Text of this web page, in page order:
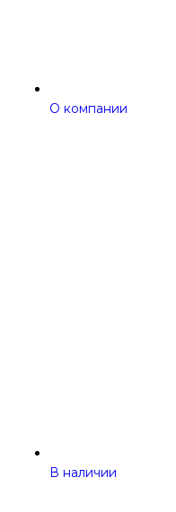
О компании
В наличии